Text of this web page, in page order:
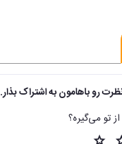
رو باهامون به اشتراک بذار.
تو می‌گیره؟